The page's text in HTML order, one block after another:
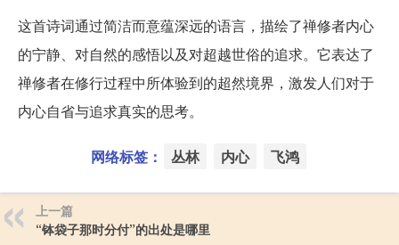
这首诗词通过简洁而意蕴深远的语言，描绘了禅修者内心
的宁静、对自然的感悟以及对超越世俗的追求。它表达了
禅修者在修行过程中所体验到的超然境界，激发人们对于
内心自省与追求真实的思考。
网络标签： 丛林 内心 飞鸿
上一篇
“钵袋子那时分付”的出处是哪里